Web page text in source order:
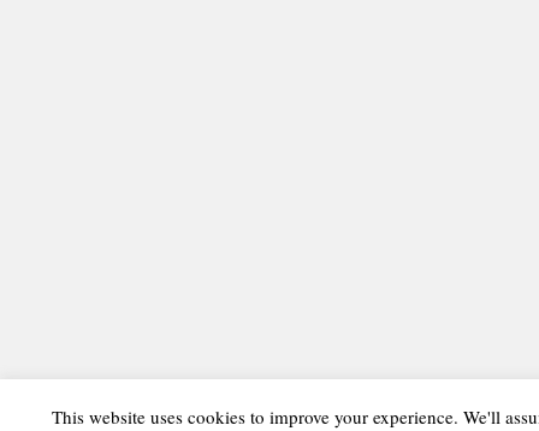
This website uses cookies to improve your experience. We'll